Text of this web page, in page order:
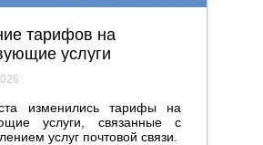
тарифов на
услуги
изменились тарифы на
услуги, связанные с
услуг почтовой связи.